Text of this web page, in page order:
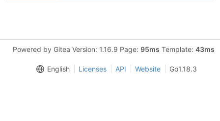
Powered by Gitea Version: 1.16.9 Page: 95ms Template: 43ms
English Licenses API Website Go1.18.3